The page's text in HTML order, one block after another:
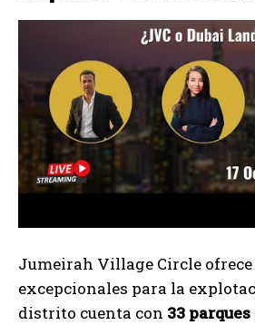
Jumeirah Village Circle
excepcionales para la
distrito cuenta con 33